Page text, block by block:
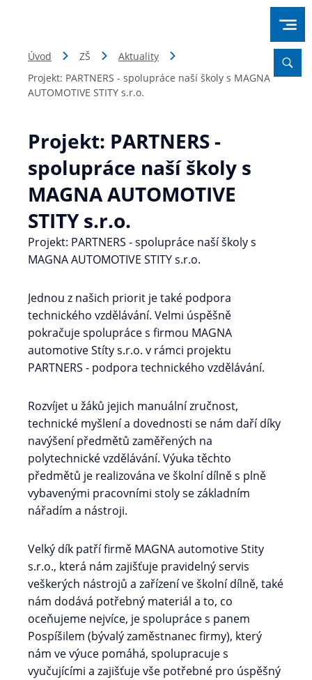
Úvod ZŠ
Aktuality
Projekt: PARTNERS - spolupráce naší školy s MAGNA
AUTOMOTIVE STITY s.r.o.
Projekt: PARTNERS -
spolupráce naší školy s
MAGNA AUTOMOTIVE
STITY s.r.o.
Projekt: PARTNERS - spolupráce naší školy s
MAGNA AUTOMOTIVE STITY s.r.o.
Jednou z našich priorit je také podpora
technického vzdělávání. Velmi úspěšně
pokračuje spolupráce s firmou MAGNA
automotive Stíty s.r.o. v rámci projektu
PARTNERS - podpora technického vzdělávání.
Rozvíjet u žáků jejich manuální zručnost,
technické myšlení a dovednosti se nám daří díky
navýšení předmětů zaměřených na
polytechnické vzdělávání. Výuka těchto
předmětů je realizována ve školní dílně s plně
vybavenými pracovními stoly se základním
nářadím a nástroji.
Velký dík patří firmě MAGNA automotive Stity
s.r.o., která nám zajišťuje pravidelný servis
veškerých nástrojů a zařízení ve školní dílně, také
nám dodává potřebný materiál a to, co
oceňujeme nejvíce, je spolupráce s panem
Pospíšilem (bývalý zaměstnanec firmy), který
nám ve výuce pomáhá, spolupracuje s
vyučujícími a zajišťuje vše potřebné pro úspěšný